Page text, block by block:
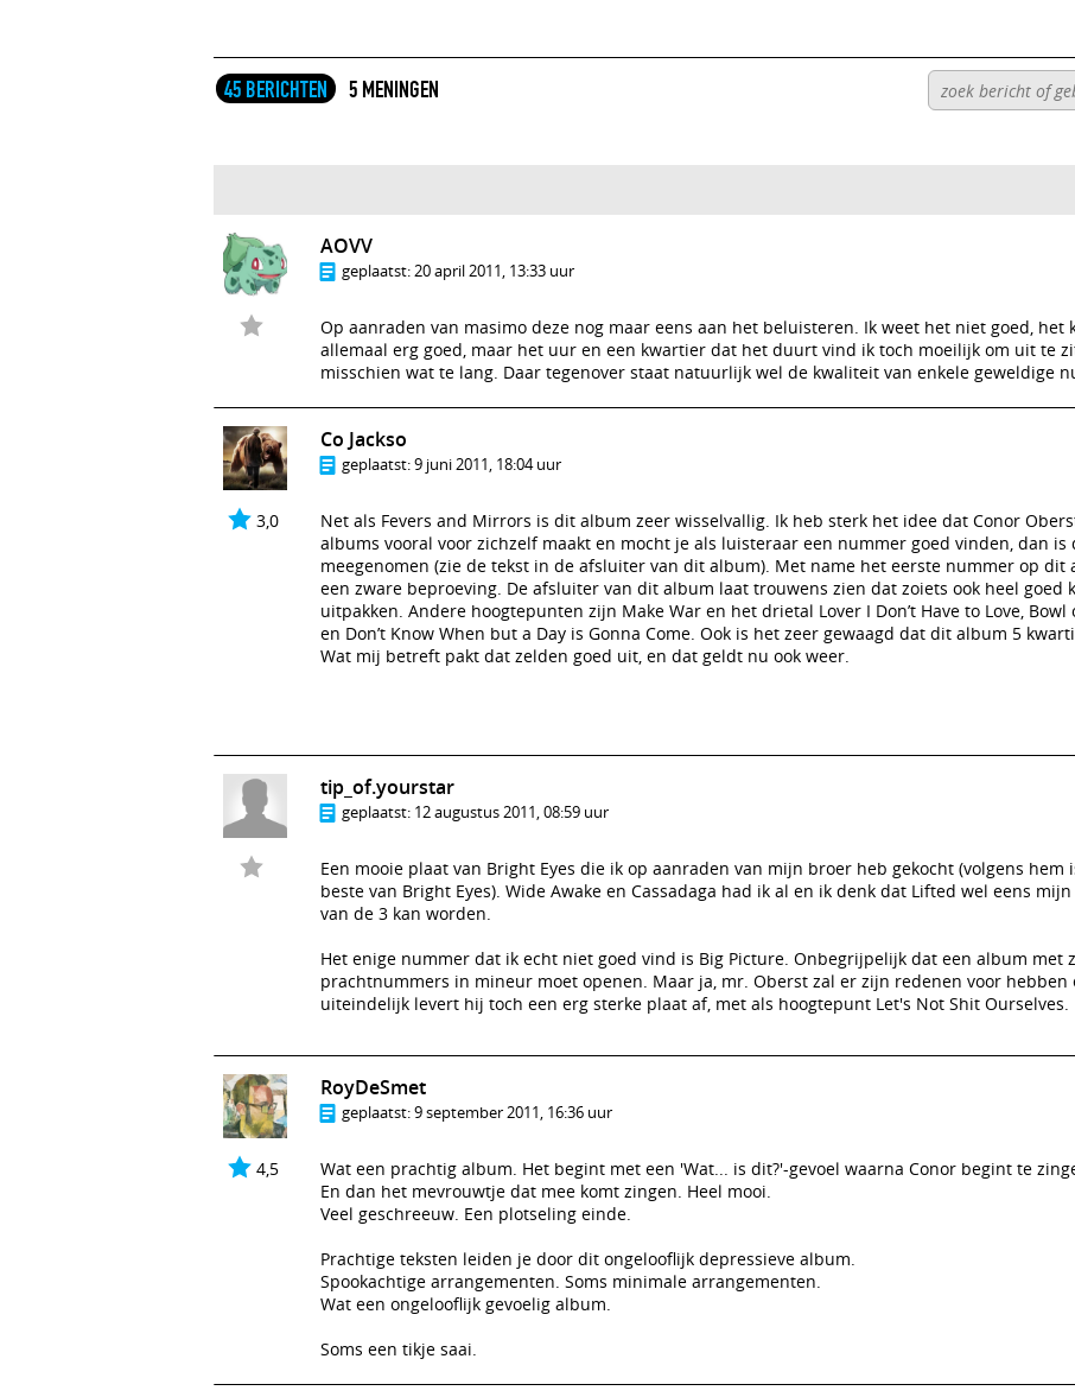
45 BERICHTEN 5 MENINGEN
AOVV
geplaatst:20 april 2011, 13:33 uur
Op aanraden van masimo deze nog maar eens aan het beluisteren. Ik weet het niet goed, het
allemaal erg goed, maar het uur en een kwartier dat het duurt vind ik toch moeilijk om uit te
misschien wat te lang. Daar tegenover staat natuurlijk wel de kwaliteit van enkele geweldige
3,0
Co Jackso
geplaatst:9 juni 2011, 18:04 uur
Net als Fevers and Mirrors is dit album zeer wisselvallig. Ik heb sterk het idee dat Conor
albums vooral voor zichzelf maakt en mocht je als luisteraar een nummer goed vinden, dan is
meegenomen (zie de tekst in de afsluiter van dit album). Met name het eerste nummer op dit
een zware beproeving. De afsluiter van dit album laat trouwens zien dat zoiets ook heel goed
uitpakken. Andere hoogtepunten zijn Make War en het drietal Lover I Don’t Have to Love, Bowl
en Don’t Know When but a Day is Gonna Come. Ook is het zeer gewaagd dat dit album 5
Wat mij betreft pakt dat zelden goed uit, en dat geldt nu ook weer.
tip_of.yourstar
geplaatst: 12 augustus 2011, 08:59 uur
Een mooie plaat van Bright Eyes die ik op aanraden van mijn broer heb gekocht (volgens hem
beste van Bright Eyes). Wide Awake en Cassadaga had ik al en ik denk dat Lifted wel eens
van de 3 kan worden.
Het enige nummer dat ik echt niet goed vind is Big Picture. Onbegrijpelijk dat een album met
prachtnummers in mineur moet openen. Maar ja, mr. Oberst zal er zijn redenen voor hebben
uiteindelijk levert hij toch een erg sterke plaat af, met als hoogtepunt Let's Not Shit Ourselves.
4,5
RoyDeSmet
geplaatst:9 september 2011, 16:36 uur
Wat een prachtig album. Het begint met een 'Wat... is dit?'-gevoel waarna Conor begint te
En dan het mevrouwtje dat mee komt zingen. Heel mooi.
Veel geschreeuw. Een plotseling einde.
Prachtige teksten leiden je door dit ongelooflijk depressieve album.
Spookachtige arrangementen. Soms minimale arrangementen.
Wat een ongelooflijk gevoelig album.
Soms een tikje saai.